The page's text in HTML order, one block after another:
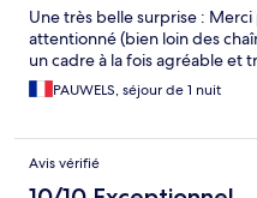
Une très belle surprise :
attentionné (bien loin des
un cadre à la fois agréable et
PAUWELS, séjour de 1 nuit
Avis vérifié